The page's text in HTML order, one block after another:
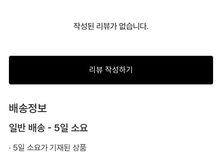
작성된 리뷰가 없습니다.
리뷰 작성하기
배송정보
일반 배송 - 5일 소요
· 5일 소요가 기재된 상품